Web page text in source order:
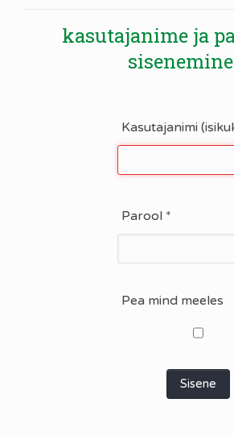
kasutajanime ja
sisenemine
Kasutajanimi
Parool *
Pea mind meeles
Sisene